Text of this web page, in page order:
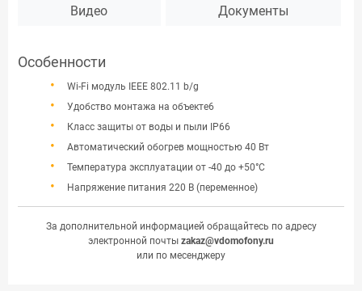
Видео Документы
Особенности
Wi-Fi модуль IEEE 802.11 b/g
Удобство монтажа на объекте6
Класс защиты от воды и пыли IP66
Автоматический обогрев мощностью 40 Вт
Температура эксплуатации от -40 до +50°С
Напряжение питания 220 В (переменное)
За дополнительной информацией обращайтесь по адресу
электронной почты zakaz@vdomofony.ru
или по месенджеру